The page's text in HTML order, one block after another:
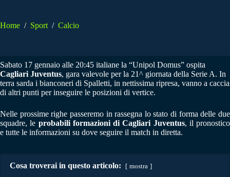
Home / Sport / Calcio
Sabato 17 gennaio alle 20:45 italiane la “Unipol Domus” ospita
Cagliari Juventus, gara valevole per la 21^ giornata della Serie A. In
terra sarda i bianconeri di Spalletti, in nettissima ripresa, vanno a caccia
di altri punti per inseguire le posizioni di vertice.
Nelle prossime righe passeremo in rassegna lo stato di forma delle due
squadre, le probabili formazioni di Cagliari Juventus, il pronostico
e tutte le informazioni su dove seguire il match in diretta.
Cosa troverai in questo articolo: mostra